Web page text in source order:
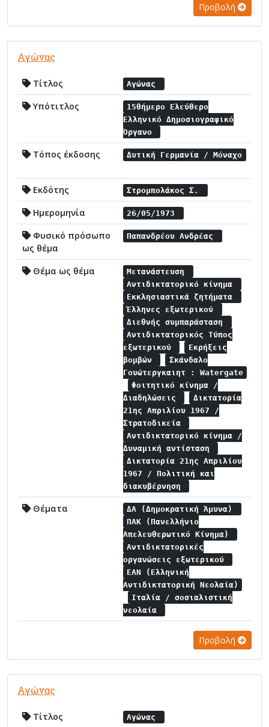
Προβολή
Αγώνας
Τίτλος Αγώνας
Υπότιτλος
15θήμερο Ελεύθερο
Ελληνικό Δημοσιογραφικό
Όργανο
Τόπος έκδοσης Δυτική Γερμανία / Μόναχο
Εκδότης Στρομπολάκος Σ.
Ημερομηνία 26/05/1973
Φυσικό πρόσωπο
ως θέμα
Παπανδρέου Ανδρέας
Θέμα ως θέμα
Μετανάστευση
Αντιδικτατορικό κίνημα
Εκκλησιαστικά ζητήματα
Έλληνες εξωτερικού
Διεθνής συμπαράσταση
Αντιδικτατορικός Τύπος
εξωτερικού
Εκρήξεις
βομβών
Σκάνδαλο
Γουώτεργκαιητ : Watergate
Φοιτητικό κίνημα /
Διαδηλώσεις
Δικτατορία
21ης Απριλίου 1967 /
Στρατοδικεία
Αντιδικτατορικό κίνημα /
Δυναμική αντίσταση
Δικτατορία 21ης Απριλίου
1967 / Πολιτική και
διακυβέρνηση
Θέματα
ΔΑ (Δημοκρατική Άμυνα)
ΠΑΚ (Πανελλήνιο
Απελευθερωτικό Κίνημα)
Αντιδικτατορικές
οργανώσεις εξωτερικού
ΕΑΝ (Ελληνική
Αντιδικτατορική Νεολαία)
Ιταλία / σοσιαλιστική
νεολαία
Προβολή
Αγώνας
Τίτλος Αγώνας